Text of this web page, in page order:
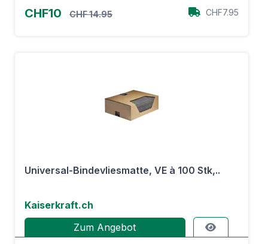
CHF10 CHF 14.95 CHF7.95
Universal-Bindevliesmatte, VE à 100 Stk,..
Kaiserkraft.ch
Zum Angebot